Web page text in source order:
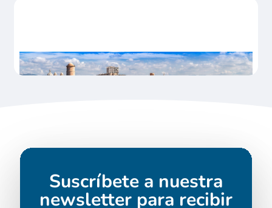
Suscríbete a nuestra
newsletter para recibir